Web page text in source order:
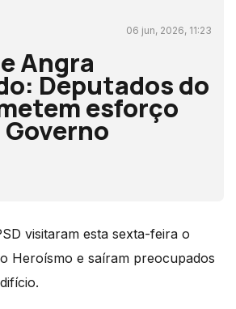
06 jun, 2026, 11:23
Angra
Deputados do
esforço
visitaram esta sexta-feira o
Heroísmo e saíram preocupados